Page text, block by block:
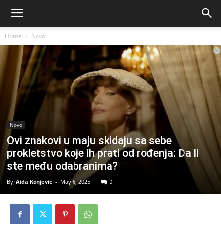
Home Novo
Novo
Ovi znakovi u maju skidaju sa sebe
prokletstvo koje ih prati od rođenja: Da li
ste među odabranima?
By Aida Konjevic - May 6, 2025 0